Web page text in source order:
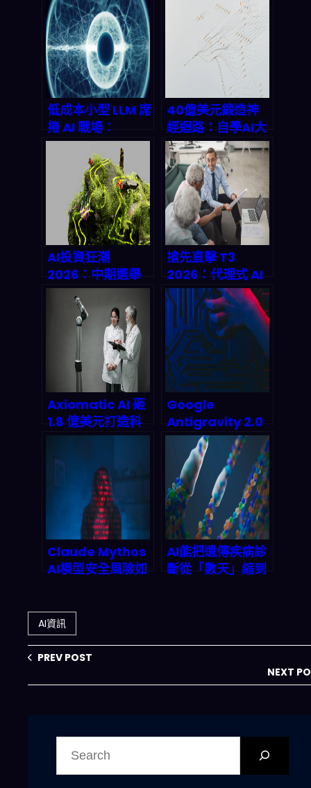
低成本小型 LLM 席
捲 AI 戰場：
Anthropic 與
OpenAI 的兆美元
估值保衛戰已經打
40億美元鍛造神
經迴路：自學AI大
模型會顛覆2027
商業版圖嗎？
AI投資狂潮
2026：中期選舉
背後的百億美元遊
戲規則已經改寫
搶先直擊 T3
2026：代理式 AI
如何顛覆財管版
圖？
Axiomatic AI 砸
1.8 億美元打造科
研驗證基建：為 AI
戴上數學頭盔
Google
Antigravity 2.0
與 AI Studio 行動
版震撼登場：
2026 Agentic 開
發套件將如何顛覆
你的開發流程？
Claude Mythos
AI模型安全風險如
AI能把遺傳疾病診
斷從「數天」縮到
AI資訊
PREV POST
NEXT